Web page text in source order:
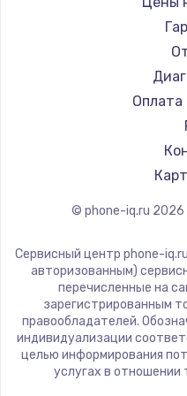
Замена
Замена
Ремонт
Ремонт
Ремонт
Ремонт
Ремонт
Ремонт
Ремонт
Оплата
© phone-iq.ru 2026
Сервисный центр phone-
авторизованным)
перечисленные на
зарегистрированным
правообладателей.
индивидуализации
целью информирования
услугах в отношении